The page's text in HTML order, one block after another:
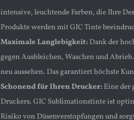
intensive, leuchtende Farben, die Ihre
Produkte werden mit GIC Tinte
Maximale Langlebigkeit:Dank der
gegen Ausbleichen, Waschen und
neu aussehen. Das garantiert höchste
Schonend für Ihren Drucker:Eine der
Druckers. GIC Sublimationstinte ist
Risiko von Düsenverstopfungen und